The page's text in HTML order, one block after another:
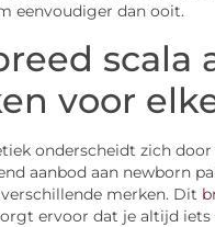
eenvoudiger dan ooit.
scala
voor
onderscheidt zich door
aanbod aan newborn
merken. Dit
ervoor dat je altijd